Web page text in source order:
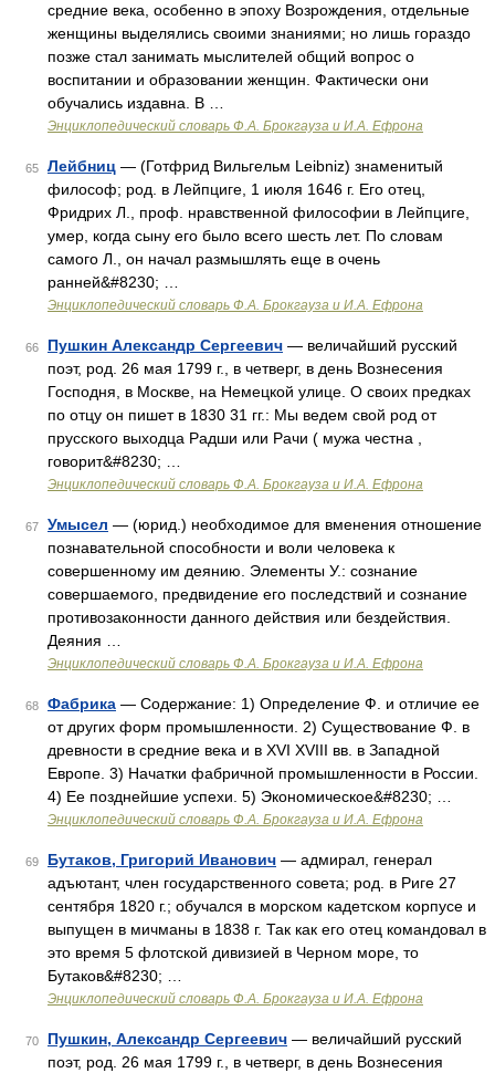
средние века, особенно в эпоху Возрождения, отдельные
женщины выделялись своими знаниями; но лишь гораздо
позже стал занимать мыслителей общий вопрос о
воспитании и образовании женщин. Фактически они
обучались издавна. В …
Энциклопедический словарь Ф.А. Брокгауза и И.А. Ефрона
65 Лейбниц — (Готфрид Вильгельм Leibniz) знаменитый
философ; род. в Лейпциге, 1 июля 1646 г. Его отец,
Фридрих Л., проф. нравственной философии в Лейпциге,
умер, когда сыну его было всего шесть лет. По словам
самого Л., он начал размышлять еще в очень
ранней&#8230; …
Энциклопедический словарь Ф.А. Брокгауза и И.А. Ефрона
66 Пушкин Александр Сергеевич — величайший русский
поэт, род. 26 мая 1799 г., в четверг, в день Вознесения
Господня, в Москве, на Немецкой улице. О своих предках
по отцу он пишет в 1830 31 гг.: Мы ведем свой род от
прусского выходца Радши или Рачи ( мужа честна ,
говорит&#8230; …
Энциклопедический словарь Ф.А. Брокгауза и И.А. Ефрона
67 Умысел — (юрид.) необходимое для вменения отношение
познавательной способности и воли человека к
совершенному им деянию. Элементы У.: сознание
совершаемого, предвидение его последствий и сознание
противозаконности данного действия или бездействия.
Деяния …
Энциклопедический словарь Ф.А. Брокгауза и И.А. Ефрона
68 Фабрика — Содержание: 1) Определение Ф. и отличие ее
от других форм промышленности. 2) Существование Ф. в
древности в средние века и в XVI XVIII вв. в Западной
Европе. 3) Начатки фабричной промышленности в России.
4) Ее позднейшие успехи. 5) Экономическое&#8230; …
Энциклопедический словарь Ф.А. Брокгауза и И.А. Ефрона
69 Бутаков, Григорий Иванович — адмирал, генерал
адъютант, член государственного совета; род. в Риге 27
сентября 1820 г.; обучался в морском кадетском корпусе и
выпущен в мичманы в 1838 г. Так как его отец командовал в
это время 5 флотской дивизией в Черном море, то
Бутаков&#8230; …
Энциклопедический словарь Ф.А. Брокгауза и И.А. Ефрона
70 Пушкин, Александр Сергеевич — величайший русский
поэт, род. 26 мая 1799 г., в четверг, в день Вознесения